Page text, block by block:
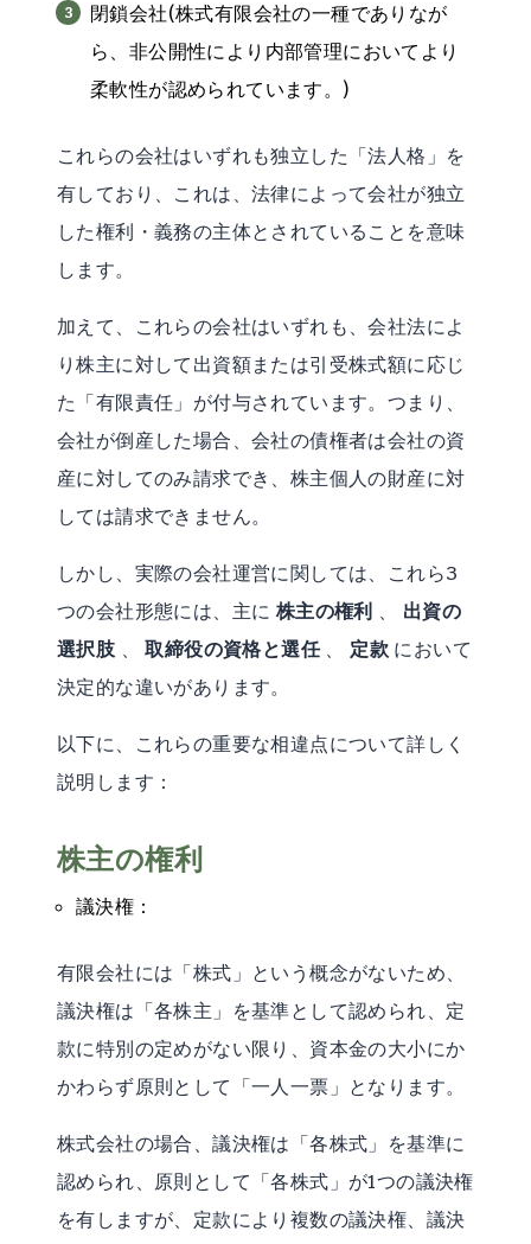
閉鎖会社(株式有限会社の一種でありなが
ら、非公開性により内部管理においてより
柔軟性が認められています。)
これらの会社はいずれも独立した「法人格」を
有しており、これは、法律によって会社が独立
した権利・義務の主体とされていることを意味
します。
加えて、これらの会社はいずれも、会社法によ
り株主に対して出資額または引受株式額に応じ
た「有限責任」が付与されています。つまり、
会社が倒産した場合、会社の債権者は会社の資
産に対してのみ請求でき、株主個人の財産に対
しては請求できません。
しかし、実際の会社運営に関しては、これら3
つの会社形態には、主に 株主の権利 、 出資の
選択肢 、取締役の資格と選任、 定款 において
決定的な違いがあります。
以下に、これらの重要な相違点について詳しく
説明します：
株主の権利
議決権：
有限会社には「株式」という概念がないため、
議決権は「各株主」を基準として認められ、定
款に特別の定めがない限り、資本金の大小にか
かわらず原則として「一人一票」となります。
株式会社の場合、議決権は「各株式」を基準に
認められ、原則として「各株式」が1つの議決権
を有しますが、定款により複数の議決権、議決